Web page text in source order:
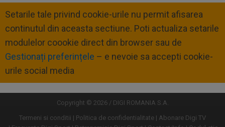
Setarile tale privind cookie-urile nu permit afisarea
continutul din aceasta sectiune. Poti actualiza setarile
modulelor coookie direct din browser sau de
Gestionați preferințele – e nevoie sa accepti cookie-
urile social media
Copyright © 2026 / DIGI ROMANIA S.A.
Termeni si conditii
Politica de confidentialitate
Abonare Digi TV